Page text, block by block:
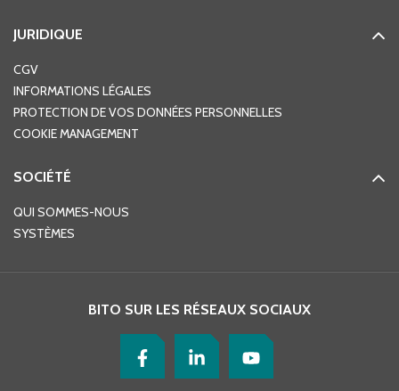
JURIDIQUE
CGV
INFORMATIONS LÉGALES
PROTECTION DE VOS DONNÉES PERSONNELLES
COOKIE MANAGEMENT
SOCIÉTÉ
QUI SOMMES-NOUS
SYSTÈMES
BITO SUR LES RÉSEAUX SOCIAUX